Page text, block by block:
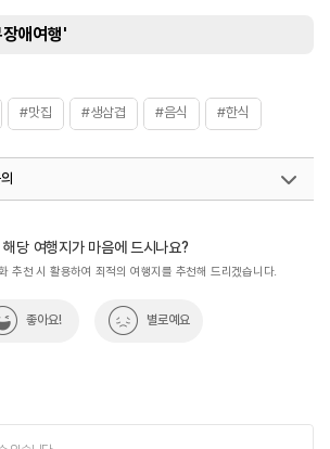
애여행'
#맛집 #생삼겹 #음식 #한식
해당 여행지가 마음에 드시나요?
추천 시 활용하여 최적의 여행지를 추천해 드리겠습니다.
좋아요! 별로예요